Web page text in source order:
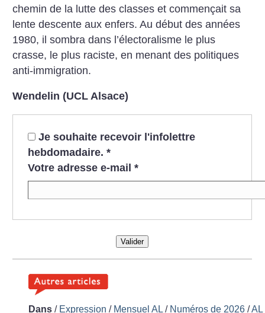
chemin de la ­lutte des classes et commençait sa
lente descente aux enfers. Au début des années
1980, il sombra dans l’électoralisme le plus
crasse, le plus raciste, en menant des politiques
anti-immigration.
Wendelin (UCL Alsace)
Je souhaite recevoir l'infolettre
hebdomadaire. *
Votre adresse e-mail *
Valider
Dans / Expression / Mensuel AL / Numéros de 2026 /AL